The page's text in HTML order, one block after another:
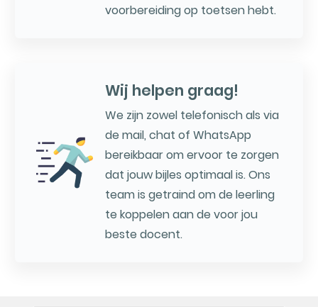
voorbereiding op toetsen hebt.
Wij helpen graag!
We zijn zowel telefonisch als via
de mail, chat of WhatsApp
bereikbaar om ervoor te zorgen
dat jouw bijles optimaal is. Ons
team is getraind om de leerling
te koppelen aan de voor jou
beste docent.